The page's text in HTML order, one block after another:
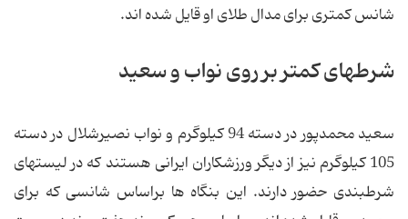
شانس کمتری برای مدال طلای او قایل شده اند.
شرطهای کمتر بر روی نواب و سعید
سعید محمدپور در دسته 94 کیلوگرم و نواب نصیرشلال در دسته
105 کیلوگرم نیز از دیگر ورزشکاران ایرانی هستند که در لیستهای
شرطبندی حضور دارند. این بنگاه ها براساس شانسی که برای